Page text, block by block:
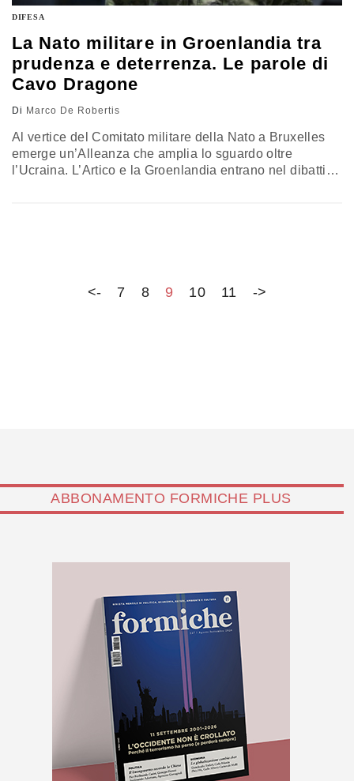
DIFESA
La Nato militare in Groenlandia tra
prudenza e deterrenza. Le parole di
Cavo Dragone
Di Marco De Robertis
Al vertice del Comitato militare della Nato a Bruxelles
emerge un’Alleanza che amplia lo sguardo oltre
l’Ucraina. L’Artico e la Groenlandia entrano nel dibattito
<- 7 8 9 10 11 ->
ABBONAMENTO FORMICHE PLUS